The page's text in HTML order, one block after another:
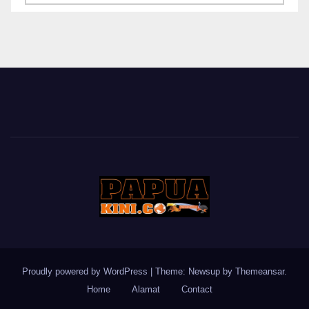
Proudly powered by WordPress Theme: Newsup by Themeansar.
Home
Alamat Contact